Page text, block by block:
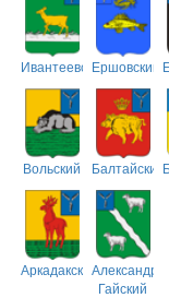
ИвантеевскийЕршовский
Вольский Балтайский
Аркадакский
Гайский